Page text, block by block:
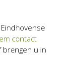
contact
brengen u in